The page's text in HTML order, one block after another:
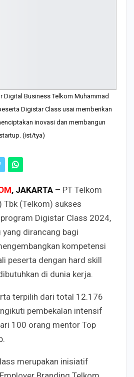
Digital Business Telkom Muhammad
Digistar Class usai memberikan
inovasi dan membangun
startup. (ist/tya)
, JAKARTA – PT Telkom
Tbk (Telkom) sukses
Digistar Class 2024,
dirancang bagi
kompetensi
peserta dengan hard skill
di dunia kerja.
terpilih dari total 12.176
pembekalan intensif
100 orang mentor Top
merupakan inisiatif